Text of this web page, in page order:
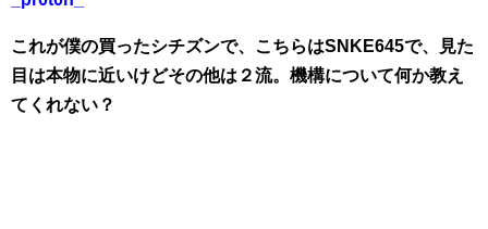
これが僕の買ったシチズンで、こちらはSNKE645で、見た
目は本物に近いけどその他は２流。機構について何か教え
てくれない？